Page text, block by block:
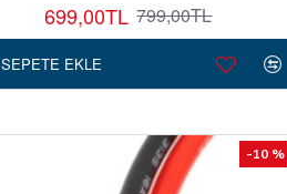
699,00TL 799,00TL
SEPETE EKLE
-10 %